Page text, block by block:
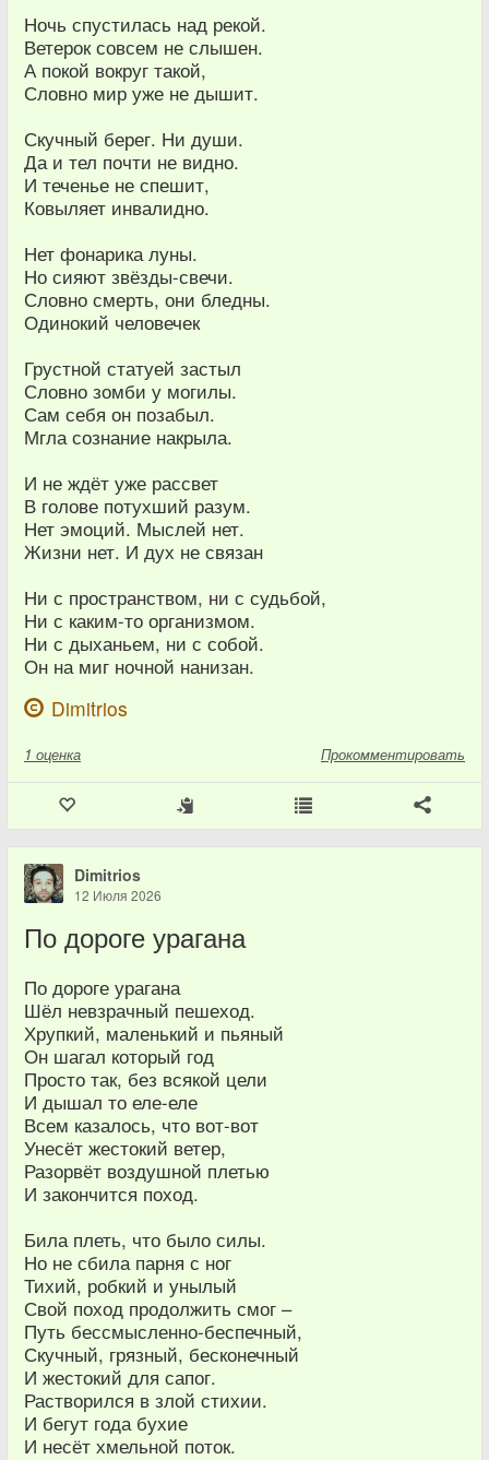
Ночь спустилась над рекой.
Ветерок совсем не слышен.
А покой вокруг такой,
Словно мир уже не дышит.
Скучный берег. Ни души.
Да и тел почти не видно.
И теченье не спешит,
Ковыляет инвалидно.
Нет фонарика луны.
Но сияют звёзды-свечи.
Словно смерть, они бледны.
Одинокий человечек
Грустной статуей застыл
Словно зомби у могилы.
Сам себя он позабыл.
Мгла сознание накрыла.
И не ждёт уже рассвет
В голове потухший разум.
Нет эмоций. Мыслей нет.
Жизни нет. И дух не связан
Ни с пространством, ни с судьбой,
Ни с каким-то организмом.
Ни с дыханьем, ни с собой.
Он на миг ночной нанизан.
Dimitrios
1 оценка Прокомментировать
Dimitrios
12 Июля 2026
По дороге урагана
По дороге урагана
Шёл невзрачный пешеход.
Хрупкий, маленький и пьяный
Он шагал который год
Просто так, без всякой цели
И дышал то еле-еле
Всем казалось, что вот-вот
Унесёт жестокий ветер,
Разорвёт воздушной плетью
И закончится поход.
Била плеть, что было силы.
Но не сбила парня с ног
Тихий, робкий и унылый
Свой поход продолжить смог –
Путь бессмысленно-беспечный,
Скучный, грязный, бесконечный
И жестокий для сапог.
Растворился в злой стихии.
И бегут года бухие
И несёт хмельной поток.